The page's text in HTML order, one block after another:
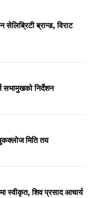
ब्रान्ड, विराट
सभामुखको निर्देशन
मिति तय
स्वीकृत, शिव प्रसाद आचार्य